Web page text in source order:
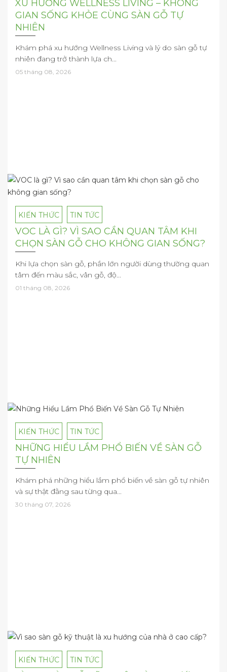
XU HƯỚNG WELLNESS LIVING – KHÔNG
GIAN SỐNG KHỎE CÙNG SÀN GỖ TỰ
NHIÊN
Khám phá xu hướng Wellness Living và lý do sàn gỗ tự
nhiên đang trở thành lựa ch...
05 tháng 08, 2026
KIẾN THỨC TIN TỨC
VOC LÀ GÌ? VÌ SAO CẦN QUAN TÂM KHI
CHỌN SÀN GỖ CHO KHÔNG GIAN SỐNG?
Khi lựa chọn sàn gỗ, phần lớn người dùng thường quan
tâm đến màu sắc, vân gỗ, độ...
01 tháng 08, 2026
KIẾN THỨC TIN TỨC
NHỮNG HIỂU LẦM PHỔ BIẾN VỀ SÀN GỖ
TỰ NHIÊN
Khám phá những hiểu lầm phổ biến về sàn gỗ tự nhiên
và sự thật đằng sau từng qua...
30 tháng 07, 2026
KIẾN THỨC TIN TỨC